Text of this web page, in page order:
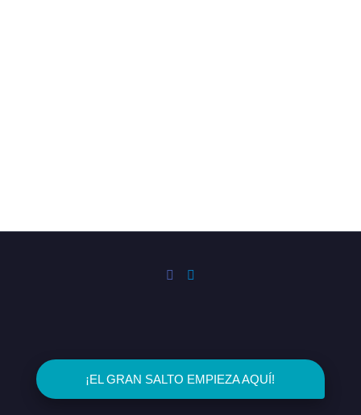
¡EL GRAN SALTO EMPIEZA AQUÍ!
2023 © Ingenio Consultoría & Emprendimiento